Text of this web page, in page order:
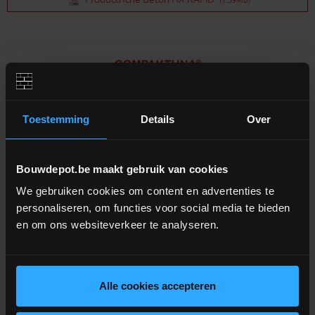
Toestemming Details Over
Bouwdepot.be maakt gebruik van cookies
We gebruiken cookies om content en advertenties te
personaliseren, om functies voor social media te bieden
en om ons websiteverkeer te analyseren.
Alle cookies accepteren
Extra informatie
Droge, gebruiksklare betonmortel
er menging vereist is
Ook mogelijk om in de kuip te mengen (mengtijd 5
minuten)
Verwerkingsmethode 2: ±3,25L water mengen per zak van
25kg